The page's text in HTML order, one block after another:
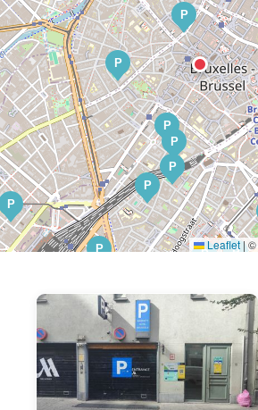
P
P
P
P
P
P
P P
P
P
PP
Leaflet|©